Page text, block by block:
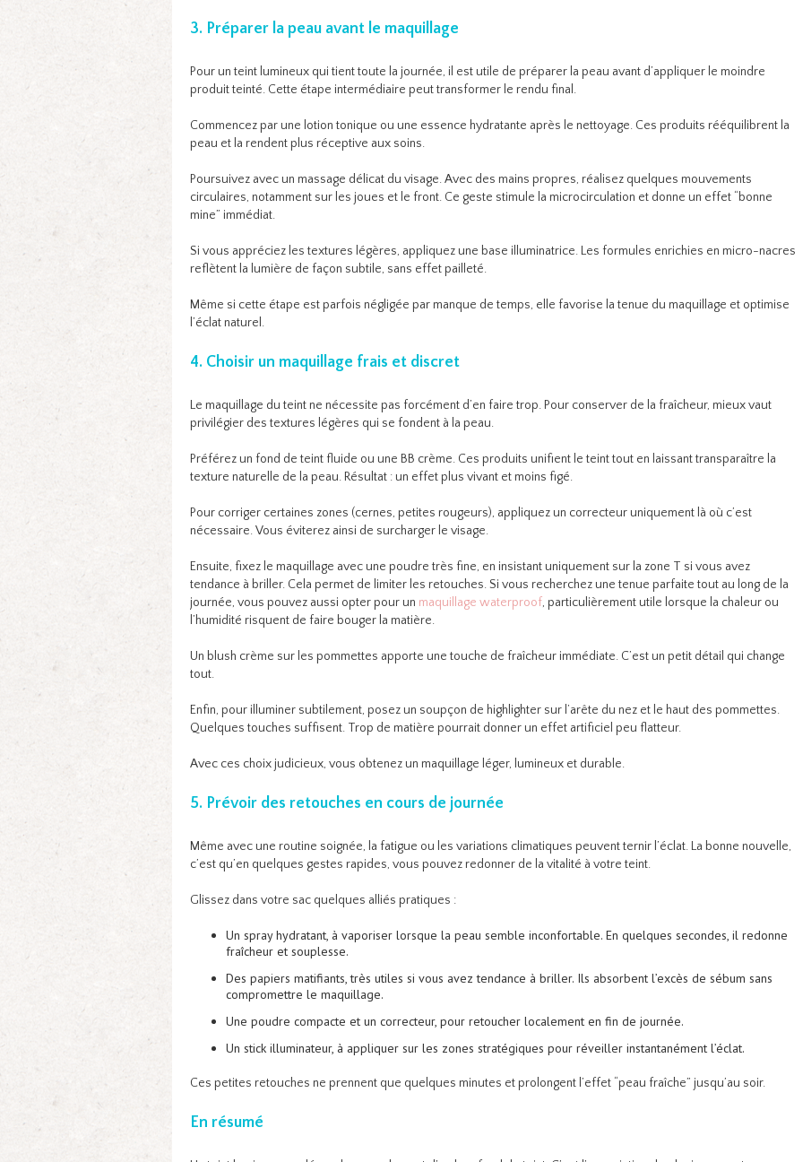
3. Préparer la peau avant le maquillage
Pour un teint lumineux qui tient toute la journée, il est utile de préparer la peau avant d’appliquer le moindre
produit teinté. Cette étape intermédiaire peut transformer le rendu final.
Commencez par une lotion tonique ou une essence hydratante après le nettoyage. Ces produits rééquilibrent la
peau et la rendent plus réceptive aux soins.
Poursuivez avec un massage délicat du visage. Avec des mains propres, réalisez quelques mouvements
circulaires, notamment sur les joues et le front. Ce geste stimule la microcirculation et donne un effet “bonne
mine” immédiat.
Si vous appréciez les textures légères, appliquez une base illuminatrice. Les formules enrichies en micro-nacres
reflètent la lumière de façon subtile, sans effet pailleté.
Même si cette étape est parfois négligée par manque de temps, elle favorise la tenue du maquillage et optimise
l’éclat naturel.
4. Choisir un maquillage frais et discret
Le maquillage du teint ne nécessite pas forcément d’en faire trop. Pour conserver de la fraîcheur, mieux vaut
privilégier des textures légères qui se fondent à la peau.
Préférez un fond de teint fluide ou une BB crème. Ces produits unifient le teint tout en laissant transparaître la
texture naturelle de la peau. Résultat : un effet plus vivant et moins figé.
Pour corriger certaines zones (cernes, petites rougeurs), appliquez un correcteur uniquement là où c’est
nécessaire. Vous éviterez ainsi de surcharger le visage.
Ensuite, fixez le maquillage avec une poudre très fine, en insistant uniquement sur la zone T si vous avez
tendance à briller. Cela permet de limiter les retouches. Si vous recherchez une tenue parfaite tout au long de la
journée, vous pouvez aussi opter pour un maquillage waterproof, particulièrement utile lorsque la chaleur ou
l’humidité risquent de faire bouger la matière.
Un blush crème sur les pommettes apporte une touche de fraîcheur immédiate. C’est un petit détail qui change
tout.
Enfin, pour illuminer subtilement, posez un soupçon de highlighter sur l’arête du nez et le haut des pommettes.
Quelques touches suffisent. Trop de matière pourrait donner un effet artificiel peu flatteur.
Avec ces choix judicieux, vous obtenez un maquillage léger, lumineux et durable.
5. Prévoir des retouches en cours de journée
Même avec une routine soignée, la fatigue ou les variations climatiques peuvent ternir l’éclat. La bonne nouvelle,
c’est qu’en quelques gestes rapides, vous pouvez redonner de la vitalité à votre teint.
Glissez dans votre sac quelques alliés pratiques :
Un spray hydratant, à vaporiser lorsque la peau semble inconfortable. En quelques secondes, il redonne
fraîcheur et souplesse.
Des papiers matifiants, très utiles si vous avez tendance à briller. Ils absorbent l’excès de sébum sans
compromettre le maquillage.
Une poudre compacte et un correcteur, pour retoucher localement en fin de journée.
Un stick illuminateur, à appliquer sur les zones stratégiques pour réveiller instantanément l’éclat.
Ces petites retouches ne prennent que quelques minutes et prolongent l’effet “peau fraîche” jusqu’au soir.
En résumé